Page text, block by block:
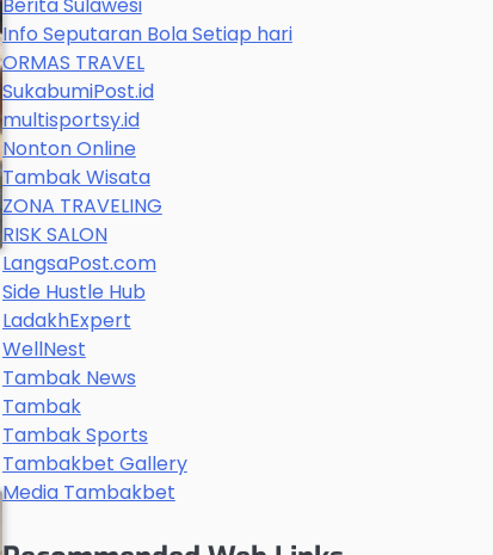
Info Seputaran Bola Setiap hari
ORMAS TRAVEL
SukabumiPost.id
multisportsy.id
Nonton Online
Tambak Wisata
ZONA TRAVELING
RISK SALON
LangsaPost.com
Side Hustle Hub
LadakhExpert
WellNest
Tambak News
Tambak
Tambak Sports
Tambakbet Gallery
Media Tambakbet